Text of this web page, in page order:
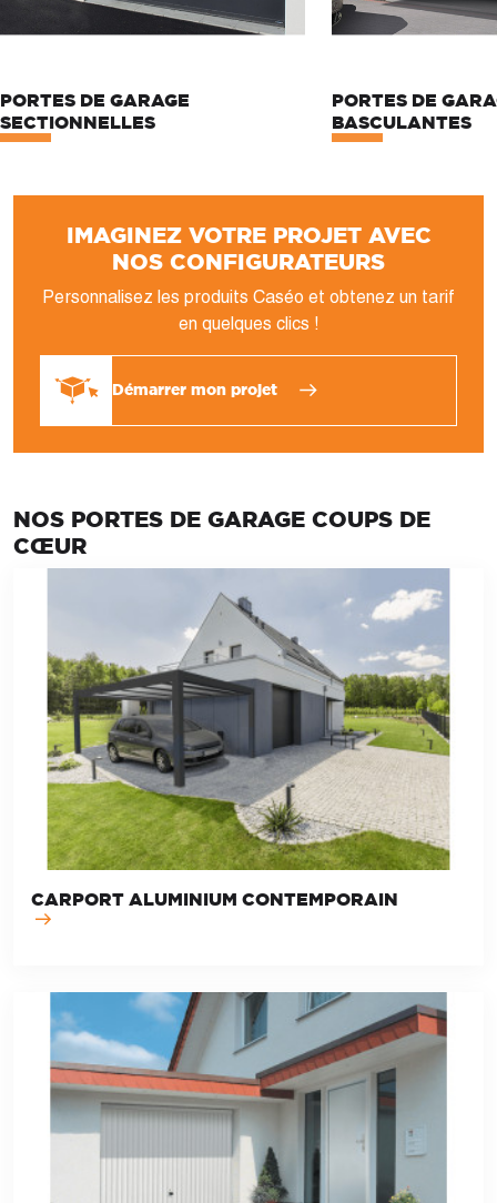
PORTES DE GARAGE
SECTIONNELLES
PORTES DE
BASCULANTES
IMAGINEZ VOTRE PROJET AVEC
NOS CONFIGURATEURS
Personnalisez les produits Caséo et obtenez un tarif
en quelques clics !
Démarrer mon projet
NOS PORTES DE GARAGE COUPS DE
CŒUR
CARPORT ALUMINIUM CONTEMPORAIN